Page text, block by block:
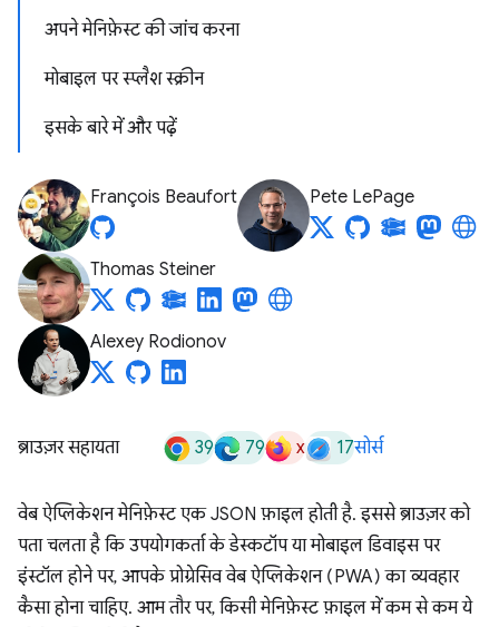
अपने मेनिफ़ेस्ट की जांच करना
मोबाइल पर स्प्लैश स्क्रीन
इसके बारे में और पढ़ें
François Beaufort Pete LePage
Thomas Steiner
Alexey Rodionov
ब्राउज़र सहायता 39 79 x 17सोर्स
वेब ऐप्लिकेशन मेनिफ़ेस्ट एक JSON फ़ाइल होती है. इससे ब्राउज़र को
पता चलता है कि उपयोगकर्ता के डेस्कटॉप या मोबाइल डिवाइस पर
इंस्टॉल होने पर, आपके प्रोग्रेसिव वेब ऐप्लिकेशन (PWA) का व्यवहार
कैसा होना चाहिए. आम तौर पर, किसी मेनिफ़ेस्ट फ़ाइल में कम से कम ये